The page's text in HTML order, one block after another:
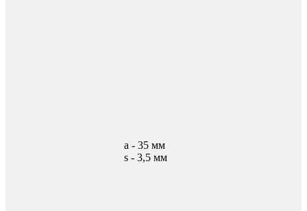
а - 35 мм
s - 3,5 мм